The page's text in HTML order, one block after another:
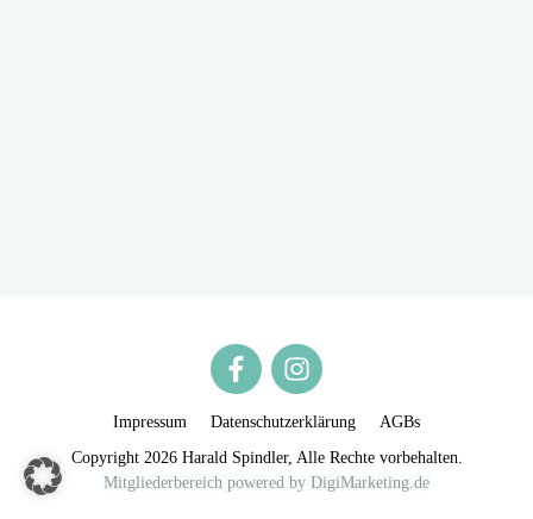
Impressum Datenschutzerklärung
AGBs
Copyright 2026 Harald Spindler, Alle Rechte vorbehalten.
Mitgliederbereich powered by DigiMarketing.de